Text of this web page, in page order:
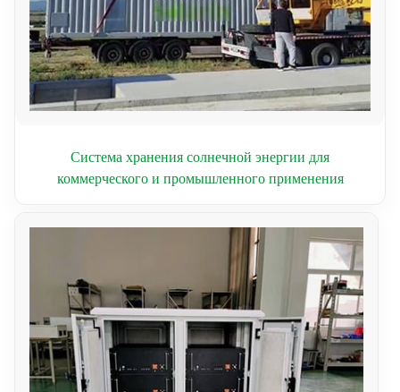
Система хранения солнечной энергии для
коммерческого и промышленного применения